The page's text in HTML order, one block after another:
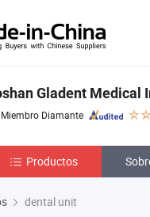
Gladent Medical
Miembro Diamante
Productos
dental unit